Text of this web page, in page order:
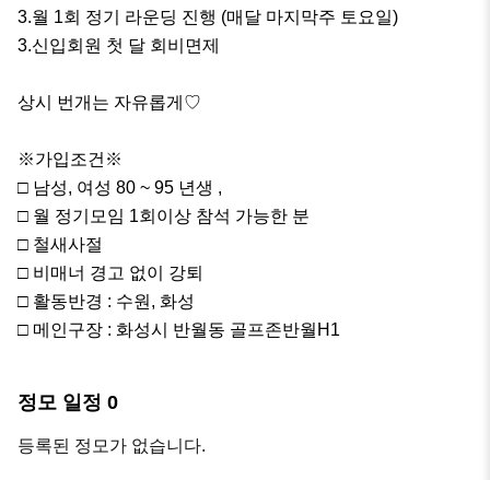
3.월 1회 정기 라운딩 진행 (매달 마지막주 토요일)
3.신입회원 첫 달 회비면제
상시 번개는 자유롭게♡
※가입조건※
□ 남성, 여성 80 ~ 95 년생 ,
□ 월 정기모임 1회이상 참석 가능한 분
□ 철새사절
□ 비매너 경고 없이 강퇴
□ 활동반경 : 수원, 화성
□ 메인구장 : 화성시 반월동 골프존반월H1
정모 일정 0
등록된 정모가 없습니다.